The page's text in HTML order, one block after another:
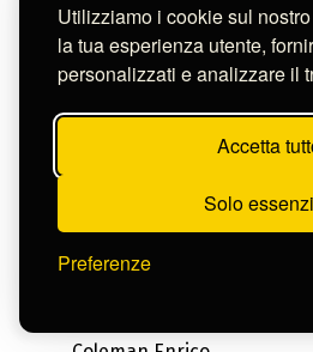
Utilizziamo i cookie sul
la tua esperienza utente,
personalizzati e analizzare il
Accetta
Solo
Preferenze